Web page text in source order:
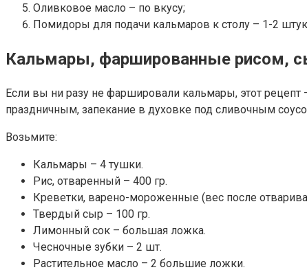
Оливковое масло – по вкусу;
Помидоры для подачи кальмаров к столу – 1-2
Кальмары, фаршированные рисом,
Если вы ни разу не фаршировали кальмары, этот
праздничным, запекание в духовке под сливочным
Возьмите:
Кальмары – 4 тушки.
Рис, отваренный – 400 гр.
Креветки, варено-мороженные (вес после
Твердый сыр – 100 гр.
Лимонный сок – большая ложка.
Чесночные зубки – 2 шт.
Растительное масло – 2 большие ложки.